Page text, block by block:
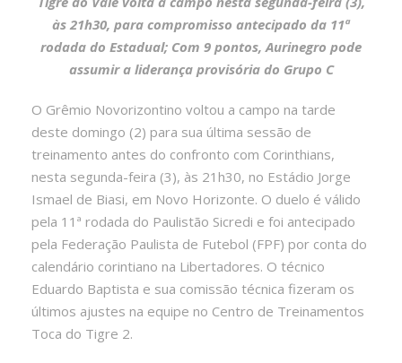
às 21h30, para compromisso antecipado da 11ª
rodada do Estadual; Com 9 pontos, Aurinegro pode
assumir a liderança provisória do Grupo C
O Grêmio Novorizontino voltou a campo na tarde
deste domingo (2) para sua última sessão de
treinamento antes do confronto com Corinthians,
nesta segunda-feira (3), às 21h30, no Estádio Jorge
Ismael de Biasi, em Novo Horizonte. O duelo é válido
pela 11ª rodada do Paulistão Sicredi e foi antecipado
pela Federação Paulista de Futebol (FPF) por conta do
calendário corintiano na Libertadores. O técnico
Eduardo Baptista e sua comissão técnica fizeram os
últimos ajustes na equipe no Centro de Treinamentos
Toca do Tigre 2.